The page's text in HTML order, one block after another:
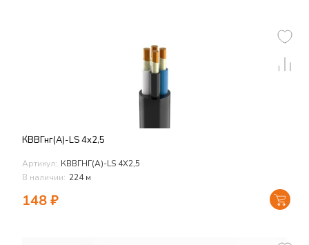
КВВГнг(А)-LS 4х2,5
Артикул: КВВГНГ(А)-LS 4Х2,5
В наличии: 224 м
148₽